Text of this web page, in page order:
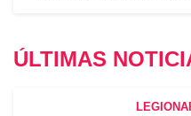
ÚLTIMAS